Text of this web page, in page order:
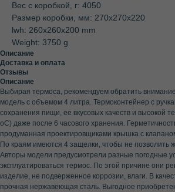
Вес с коробкой, г: 4050
Размер коробки, мм: 270х270х220
lwh: 260x260x200 mm
Weight: 3750 g
Описание
Доставка и оплата
Отзывы
Описание
Выбирая термоса, рекомендуем обратить
модель с объемом 4 литра. Термоконтейнер с
сохранения пищи, ее вкусовых качеств и высокой
оС) даже после 6 часового хранения.
продуманная проектировщиками крышка с
По краям имеются 4 защелки, чтобы не позволить
Авторы модели предусмотрели разные погодные
эксплуатироваться термос. По этой причине они
изделие, не подверженное коррозии, влаги. В
прочная нержавеющая сталь. Выгодное